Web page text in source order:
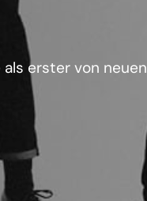
erster von neuen